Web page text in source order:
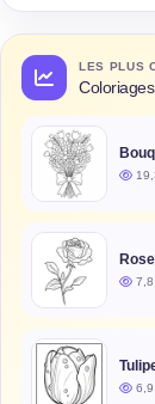
LES PLUS
Rose